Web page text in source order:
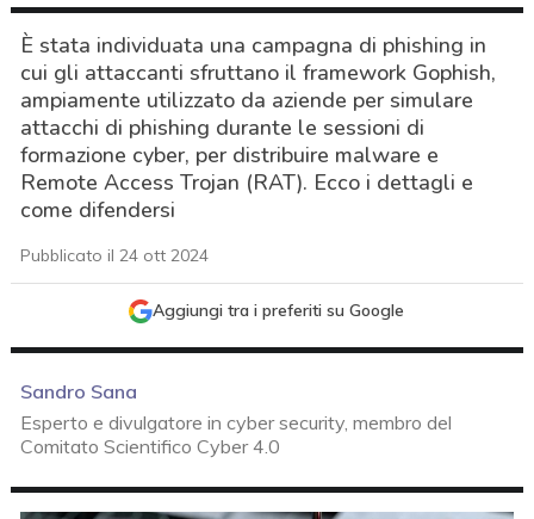
È stata individuata una campagna di phishing in
cui gli attaccanti sfruttano il framework Gophish,
ampiamente utilizzato da aziende per simulare
attacchi di phishing durante le sessioni di
formazione cyber, per distribuire malware e
Remote Access Trojan (RAT). Ecco i dettagli e
come difendersi
Pubblicato il 24 ott 2024
Aggiungi tra i preferiti su Google
Sandro Sana
Esperto e divulgatore in cyber security, membro del
Comitato Scientifico Cyber 4.0